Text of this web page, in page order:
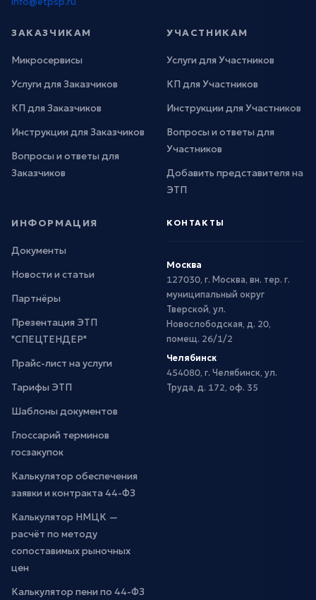
ЗАКАЗЧИКАМ
Микросервисы
Услуги для Заказчиков
КП для Заказчиков
Инструкции для Заказчиков
Вопросы и ответы для
Заказчиков
УЧАСТНИКАМ
Услуги для Участников
КП для Участников
Инструкции для Участников
Вопросы и ответы для
Участников
Добавить представителя на
ЭТП
ИНФОРМАЦИЯ
Документы
Новости и статьи
Партнёры
Презентация ЭТП
"СПЕЦТЕНДЕР"
Прайс-лист на услуги
Тарифы ЭТП
Шаблоны документов
Глоссарий терминов
госзакупок
Калькулятор обеспечения
заявки и контракта 44-ФЗ
Калькулятор НМЦК —
расчёт по методу
сопоставимых рыночных
цен
Калькулятор пени по 44-ФЗ
КОНТАКТЫ
Москва
127030, г. Москва, вн. тер. г.
муниципальный округ
Тверской, ул.
Новослободская, д. 20,
помещ. 26/1/2
Челябинск
454080, г. Челябинск, ул.
Труда, д. 172, оф. 35